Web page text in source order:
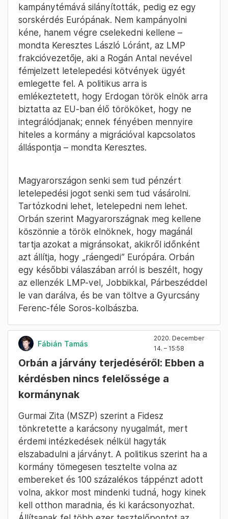
kampánytémává silányították, pedig ez egy
sorskérdés Európának. Nem kampányolni
kéne, hanem végre cselekedni kellene –
mondta Keresztes László Lóránt, az LMP
frakcióvezetője, aki a Rogán Antal nevével
fémjelzett letelepedési kötvények ügyét
emlegette fel. A politikus arra is
emlékeztetett, hogy Erdogan török elnök arra
biztatta az EU-ban élő törököket, hogy ne
integrálódjanak; ennek fényében mennyire
hiteles a kormány a migrációval kapcsolatos
álláspontja – mondta Keresztes.
Magyarországon senki sem tud pénzért
letelepedési jogot senki sem tud vásárolni.
Tartózkodni lehet, letelepedni nem lehet.
Orbán szerint Magyarországnak meg kellene
köszönnie a török elnöknek, hogy magánál
tartja azokat a migránsokat, akikről időnként
azt állítja, hogy „ráengedi” Európára. Orbán
egy későbbi válaszában arról is beszélt, hogy
az ellenzék LMP-vel, Jobbikkal, Párbeszéddel
le van darálva, és be van töltve a Gyurcsány
Ferenc-féle Soros-kolbászba.
Fábián Tamás
2020. December
14. – 15:58
Orbán a járvány terjedéséről: Ebben a
kérdésben nincs felelőssége a
kormánynak
Gurmai Zita (MSZP) szerint a Fidesz
tönkretette a karácsony nyugalmát, mert
érdemi intézkedések nélkül hagyták
elszabadulni a járványt. A politikus szerint ha a
kormány tömegesen tesztelte volna az
embereket és 100 százalékos táppénzt adott
volna, akkor most mindenki tudná, hogy kinek
kell otthon maradnia, és ki karácsonyozhat.